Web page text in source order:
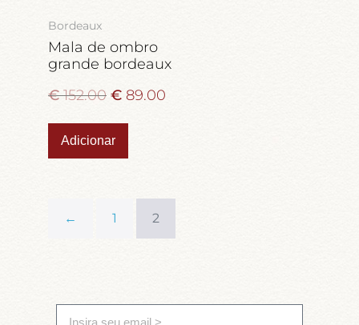
Bordeaux
Mala de ombro
grande bordeaux
€152.00 € 89.00
Adicionar
← 1 2